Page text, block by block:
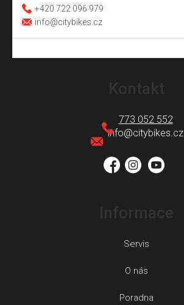
+420 722 096 979
info@citybikes.cz
info@citybikes.cz
773 052 552
Servis
O nás
Poradna